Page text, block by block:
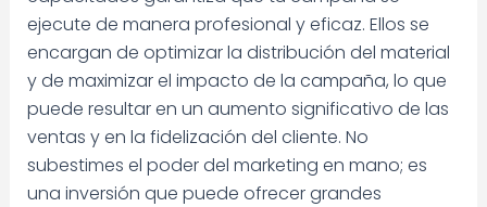
ejecute de manera profesional y eficaz. Ellos se
encargan de optimizar la distribución del material
y de maximizar el impacto de la campaña, lo que
puede resultar en un aumento significativo de las
ventas y en la fidelización del cliente. No
subestimes el poder del marketing en mano; es
una inversión que puede ofrecer grandes